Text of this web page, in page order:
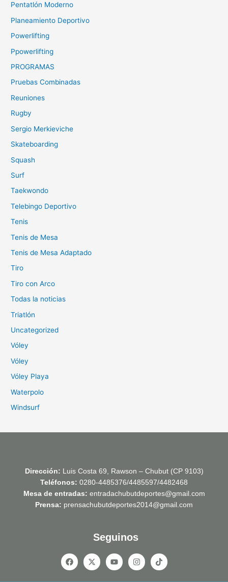
Pentatlón Moderno
Planeamiento Deportivo
Powerlifting
Ppowerlifting
PROGRAMAS
Pruebas Combinadas
Reuniones
Rugby
Sergio Merkieviche
Skateboarding
Squash
Surf
Taekwondo
Telebingo Deportivo
Tenis
Tenis de Mesa
Tenis de Mesa Adaptado
Tiro
Tiro con Arco
Todas la noticias
Triatlón
Uncategorized
Vóley
Vóley
Vóley Playa
Waterpolo
Windsurf
Dirección: Luis Costa 69, Rawson – Chubut (CP 9103)
Teléfonos: 0280-4485376/4485597/4482468
Mesa de entradas: entradachubutdeportes@gmail.com
Prensa: prensachubutdeportes2014@gmail.com
Seguinos
F
a
c
X
-
t
Y
o
u
I
n
s
T
i
k